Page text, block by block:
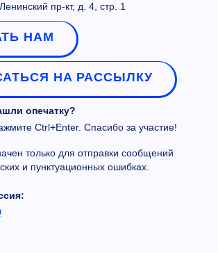
пр-кт, д. 4, стр. 1
НАМ
НА РАССЫЛКУ
опечатку?
Ctrl+Enter. Спасибо за участие!
только для отправки сообщений
и пунктуационных ошибках.